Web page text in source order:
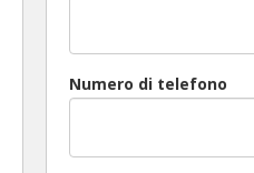
Numero di telefono